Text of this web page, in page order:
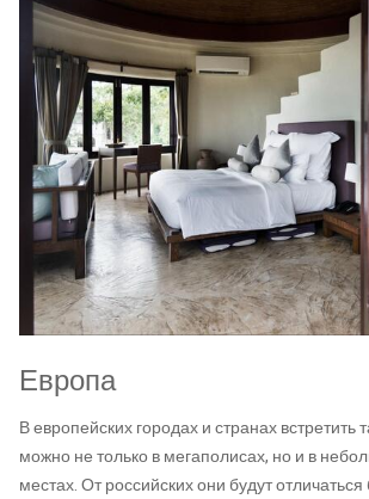
Европа
В европейских городах и странах встретить
можно не только в мегаполисах, но и в
местах. От российских они будут